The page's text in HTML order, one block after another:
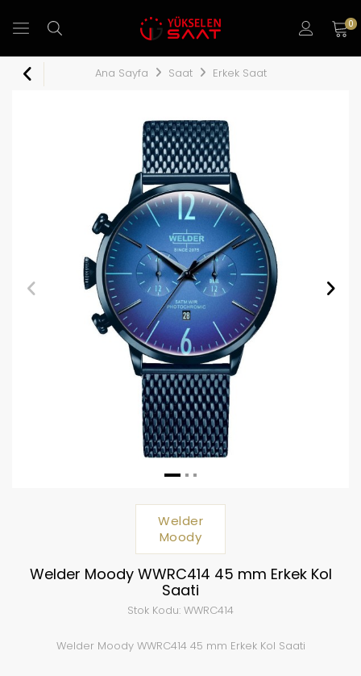
0
Ana Sayfa Saat Erkek Saat
Welder
Moody
Welder Moody WWRC414 45 mm Erkek Kol
Saati
Stok Kodu: WWRC414
Welder Moody WWRC414 45 mm Erkek Kol Saati